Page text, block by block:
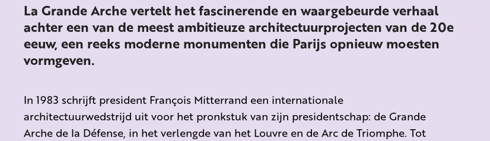
La Grande Arche vertelt het fascinerende en waargebeurde verhaal
achter een van de meest ambitieuze architectuurprojecten van de 20e
eeuw, een reeks moderne monumenten die Parijs opnieuw moesten
vormgeven.
In 1983 schrijft president François Mitterrand een internationale
architectuurwedstrijd uit voor het pronkstuk van zijn presidentschap: de Grande
Arche de la Défense, in het verlengde van het Louvre en de Arc de Triomphe. Tot